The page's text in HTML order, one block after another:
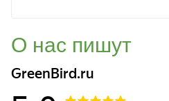
О нас пишут